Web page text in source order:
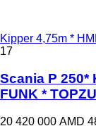
Kipper 4,75m *
17
Scania P 250*
FUNK *
20 420 000 AMD